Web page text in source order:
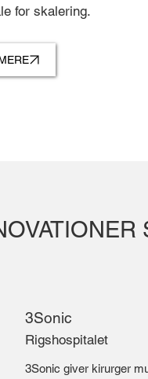
for skalering.
3Sonic
Rigshospitalet
3Sonic giver kirurger